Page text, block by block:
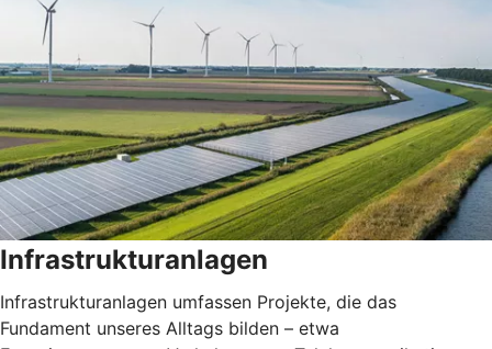
Infrastrukturanlagen
Infrastrukturanlagen umfassen Projekte, die das
Fundament unseres Alltags bilden – etwa